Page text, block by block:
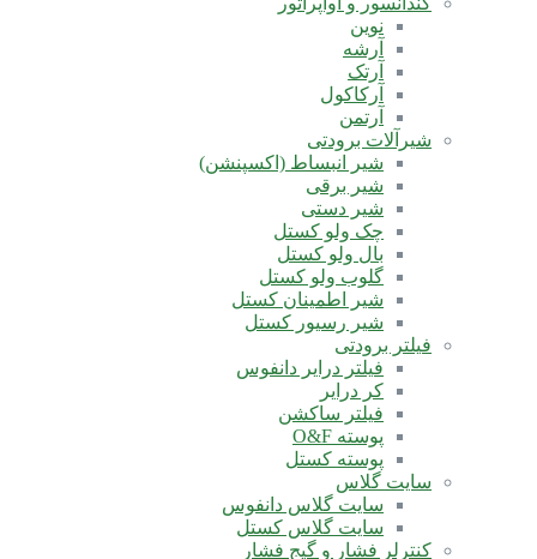
نوین
آرشه
آرتک
آرکاکول
آرتمن
شیرآلات برودتی
شیر انبساط (اکسپنشن)
شیر برقی
شیر دستی
چک ولو کستل
بال ولو کستل
گلوب ولو کستل
شیر اطمینان کستل
شیر رسیور کستل
فیلتر برودتی
فیلتر درایر دانفوس
کر درایر
فیلتر ساکشن
پوسته O&F
پوسته کستل
سایت گلاس
سایت گلاس دانفوس
سایت گلاس کستل
کنترلر فشار و گیج فشار